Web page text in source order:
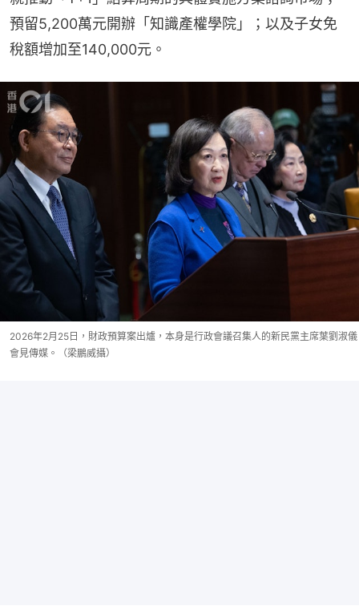
預留5,200萬元開辦「知識產權學院」；以及子女免
稅額增加至140,000元。
2026年2月25日，財政預算案出爐，本身是行政會議召集人的新民黨主席葉劉淑儀
會見傳媒。（梁鵬威攝）